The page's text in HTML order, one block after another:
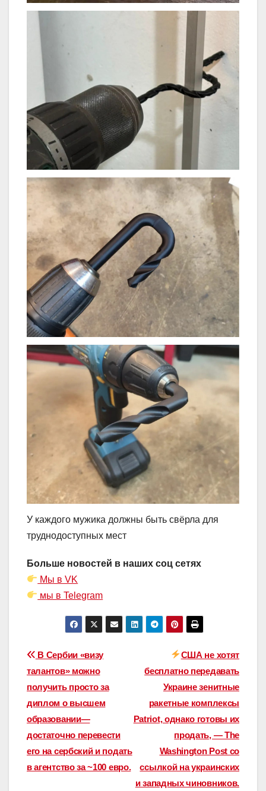
У каждого мужика должны быть свёрла для
труднодоступных мест
Больше новостей в наших соц сетях
Мы в VK
мы в Telegram
Навигация
по
записям
США не хотят
бесплатно передавать
Украине зенитные
ракетные комплексы
Patriot, однако готовы их
продать, — The
Washington Post со
ссылкой на украинских
и западных чиновников.
В Сербии «визу
талантов» можно
получить просто за
диплом о высшем
образовании—
достаточно перевести
его на сербский и подать
в агентство за ~100 евро.